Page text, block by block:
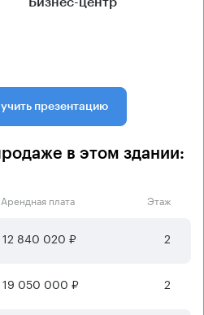
презентацию
в этом здании:
Арендная плата Этаж
12 840 020 ₽ 2
19 050 000 ₽ 2